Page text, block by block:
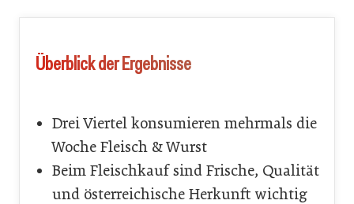
Überblick der Ergebnisse
Drei Viertel konsumieren mehrmals die
Woche Fleisch & Wurst
Beim Fleischkauf sind Frische, Qualität
und österreichische Herkunft wichtig